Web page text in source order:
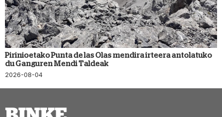
Pirinioetako Punta de las Olas mendira irteera antolatuko
du Ganguren Mendi Taldeak
2026-08-04